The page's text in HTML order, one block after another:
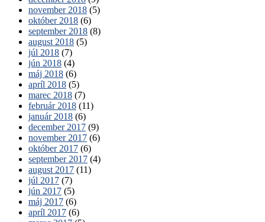
november 2018 (5)
október 2018 (6)
september 2018 (8)
august 2018 (5)
júl 2018 (7)
jún 2018 (4)
máj 2018 (6)
apríl 2018 (5)
marec 2018 (7)
február 2018 (11)
január 2018 (6)
december 2017 (9)
november 2017 (6)
október 2017 (6)
september 2017 (4)
august 2017 (11)
júl 2017 (7)
jún 2017 (5)
máj 2017 (6)
apríl 2017 (6)